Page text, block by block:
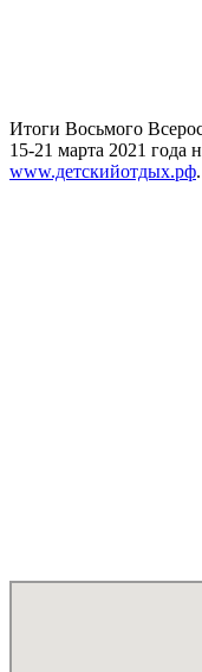
Итоги Восьмого
15-21 марта 2021
www.детскийотдых.рф.